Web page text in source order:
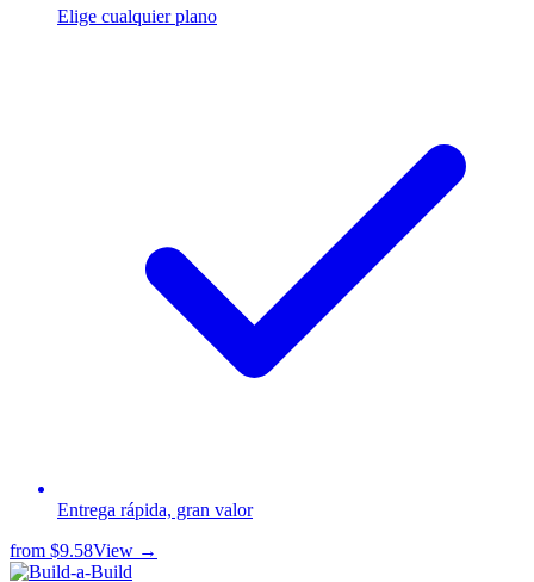
Elige cualquier plano
Entrega rápida, gran valor
from $9.58View →